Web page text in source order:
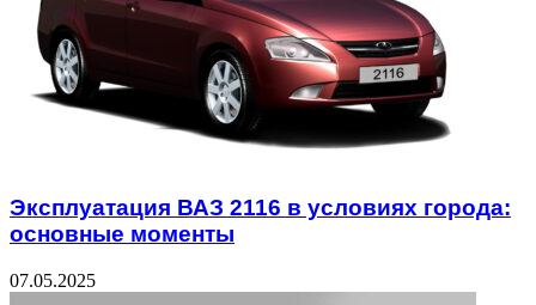
Эксплуатация ВАЗ 2116 в условиях города:
основные моменты
07.05.2025